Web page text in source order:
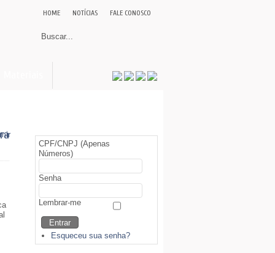
HOME NOTÍCIAS FALE CONOSCO
CPF/CNPJ (Apenas
Números)
Senha
Lembrar-me
Esqueceu sua senha?